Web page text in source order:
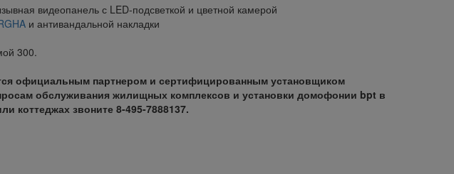
видеопанель с LED-подсветкой и цветной камерой
и антивандальной накладки
300.
официальным партнером и сертифицированным установщиком
обслуживания жилищных комплексов и установки домофонии bpt в
коттеджах звоните 8-495-7888137.